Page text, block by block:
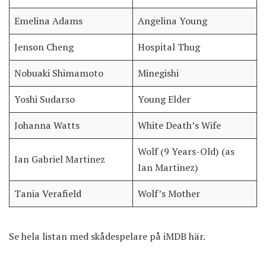
Emelina Adams
Angelina Young
Jenson Cheng
Hospital Thug
Nobuaki Shimamoto
Minegishi
Yoshi Sudarso
Young Elder
Johanna Watts
White Death’s Wife
Ian Gabriel Martinez
Wolf (9 Years-Old) (as
Ian Martinez)
Tania Verafield
Wolf’s Mother
Se hela listan med skådespelare på iMDBhär.